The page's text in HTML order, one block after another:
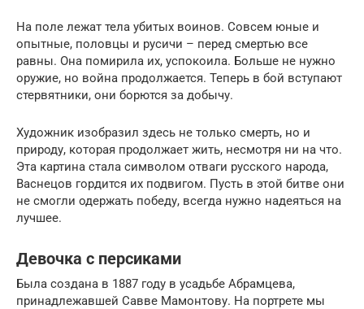
На поле лежат тела убитых воинов. Совсем юные и
опытные, половцы и русичи – перед смертью все
равны. Она помирила их, успокоила. Больше не нужно
оружие, но война продолжается. Теперь в бой вступают
стервятники, они борются за добычу.
Художник изобразил здесь не только смерть, но и
природу, которая продолжает жить, несмотря ни на что.
Эта картина стала символом отваги русского народа,
Васнецов гордится их подвигом. Пусть в этой битве они
не смогли одержать победу, всегда нужно надеяться на
лучшее.
Девочка с персиками
Была создана в 1887 году в усадьбе Абрамцева,
принадлежавшей Савве Мамонтову. На портрете мы